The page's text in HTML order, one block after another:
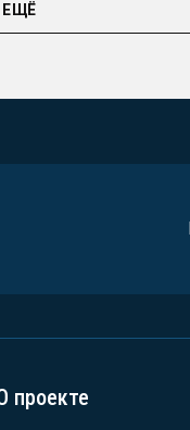
ЕЩЁ
проекте